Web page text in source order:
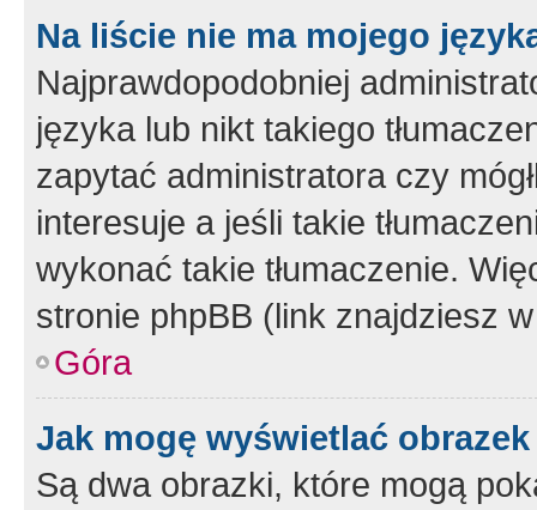
Na liście nie ma mojego
Najprawdopodobniej
języka lub nikt takiego
zapytać administratora czy
interesuje a jeśli takie
wykonać takie tłumaczenie.
stronie phpBB (link znajdziesz
Góra
Jak mogę wyświetlać
Są dwa obrazki, które mogą